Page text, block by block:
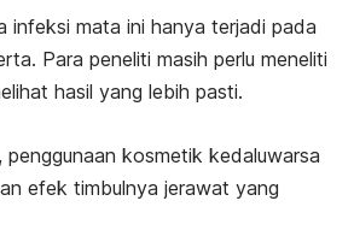
infeksi mata ini hanya terjadi pada
Para peneliti masih perlu meneliti
hasil yang lebih pasti.
penggunaan kosmetik kedaluwarsa
efek timbulnya jerawat yang